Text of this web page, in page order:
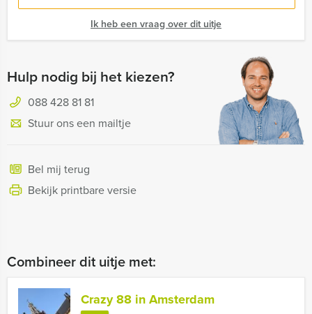
Ik heb een vraag over dit uitje
Hulp nodig bij het kiezen?
088 428 81 81
Stuur ons een mailtje
Bel mij terug
Bekijk printbare versie
Combineer dit uitje met:
Crazy 88 in Amsterdam